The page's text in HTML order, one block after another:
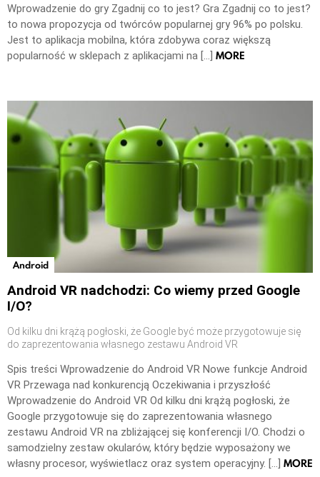
Wprowadzenie do gry Zgadnij co to jest? Gra Zgadnij co to jest?
to nowa propozycja od twórców popularnej gry 96% po polsku.
Jest to aplikacja mobilna, która zdobywa coraz większą
popularność w sklepach z aplikacjami na […] MORE
Android
Android VR nadchodzi: Co wiemy przed Google
I/O?
Od kilku dni krążą pogłoski, że Google być może przygotowuje się
do zaprezentowania własnego zestawu Android VR
Spis treści Wprowadzenie do Android VR Nowe funkcje Android
VR Przewaga nad konkurencją Oczekiwania i przyszłość
Wprowadzenie do Android VR Od kilku dni krążą pogłoski, że
Google przygotowuje się do zaprezentowania własnego
zestawu Android VR na zbliżającej się konferencji I/O. Chodzi o
samodzielny zestaw okularów, który będzie wyposażony we
własny procesor, wyświetlacz oraz system operacyjny. […] MORE